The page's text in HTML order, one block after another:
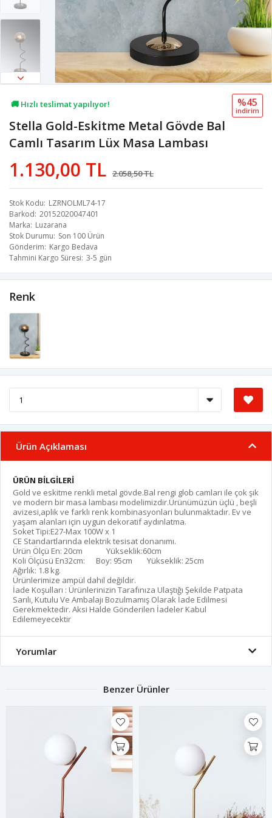
🚚 Hızlı teslimat yapılıyor!
💖 18,5B kişi favoriledi!
💸 Sepette 100 TL indirim!
Stella Gold-Eskitme Metal Gövde Bal
Camlı Tasarım Lüx Masa Lambası
1.130,00 TL 2.058,50 TL
%45
i̇ndi̇ri̇m
Stok Kodu LZRNOLML74-17
Barkod 20152020047401
Marka Luzarana
Stok Durumu Son 100 Ürün
Gönderim Kargo Bedava
Tahmini Kargo Süresi 3-5 gün
Renk
Ürün Açıklaması
ÜRÜN BİLGİLERİ
Gold ve eskitme renkli metal gövde.Bal rengi glob camları ile çok şık
ve modern bir masa lambası modelimizdir.Ürünümüzün üçlü , beşli
avizesi,aplik ve farklı renk kombinasyonları bulunmaktadır. Ev ve
yaşam alanları için uygun dekoratif aydınlatma.
Soket Tipi:E27-Max 100W x 1
CE Standartlarında elektrik tesisat donanımı.
Ürün Ölçü En: 20cm Yükseklik:60cm
Koli Ölçüsü En32cm: Boy: 95cm Yükseklik: 25cm
Ağırlık: 1.8 kg.
Ürünlerimize ampül dahil değildir.
İade Koşulları : Ürünlerinizin Tarafınıza Ulaştığı Şekilde Patpata
Sarılı, Kutulu Ve Ambalajı Bozulmamış Olarak İade Edilmesi
Gerekmektedir. Aksi Halde Gönderilen İadeler Kabul
Edilemeyecektir
Yorumlar
Benzer Ürünler